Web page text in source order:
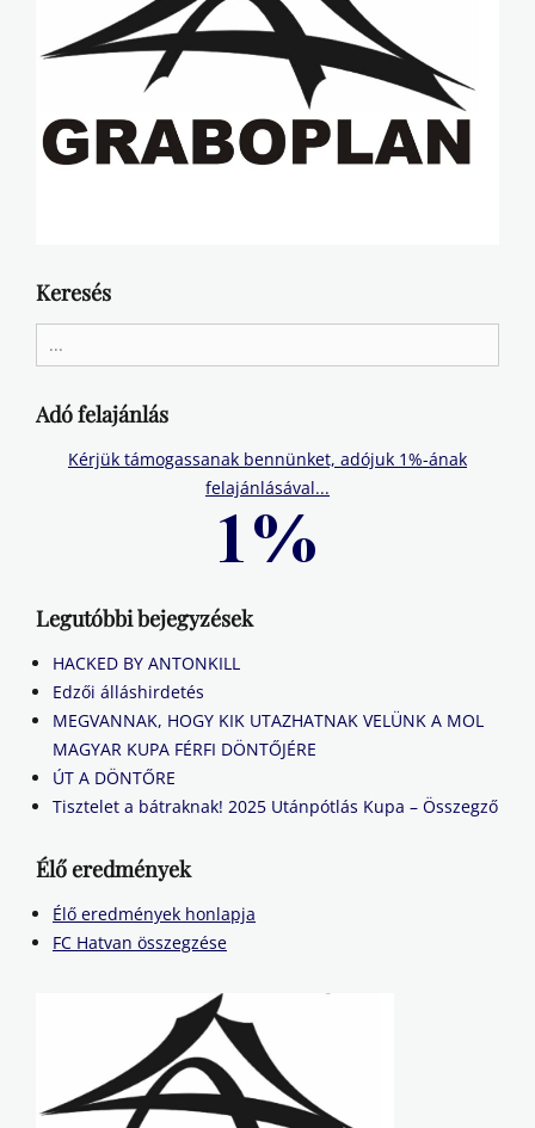
Keresés
for:
Adó felajánlás
Kérjük támogassanak bennünket, adójuk 1%-ának
felajánlásával...
Legutóbbi bejegyzések
HACKED BY ANTONKILL
Edzői álláshirdetés
MEGVANNAK, HOGY KIK UTAZHATNAK VELÜNK A MOL
MAGYAR KUPA FÉRFI DÖNTŐJÉRE
ÚT A DÖNTŐRE
Tisztelet a bátraknak! 2025 Utánpótlás Kupa – Összegző
Élő eredmények
Élő eredmények honlapja
FC Hatvan összegzése